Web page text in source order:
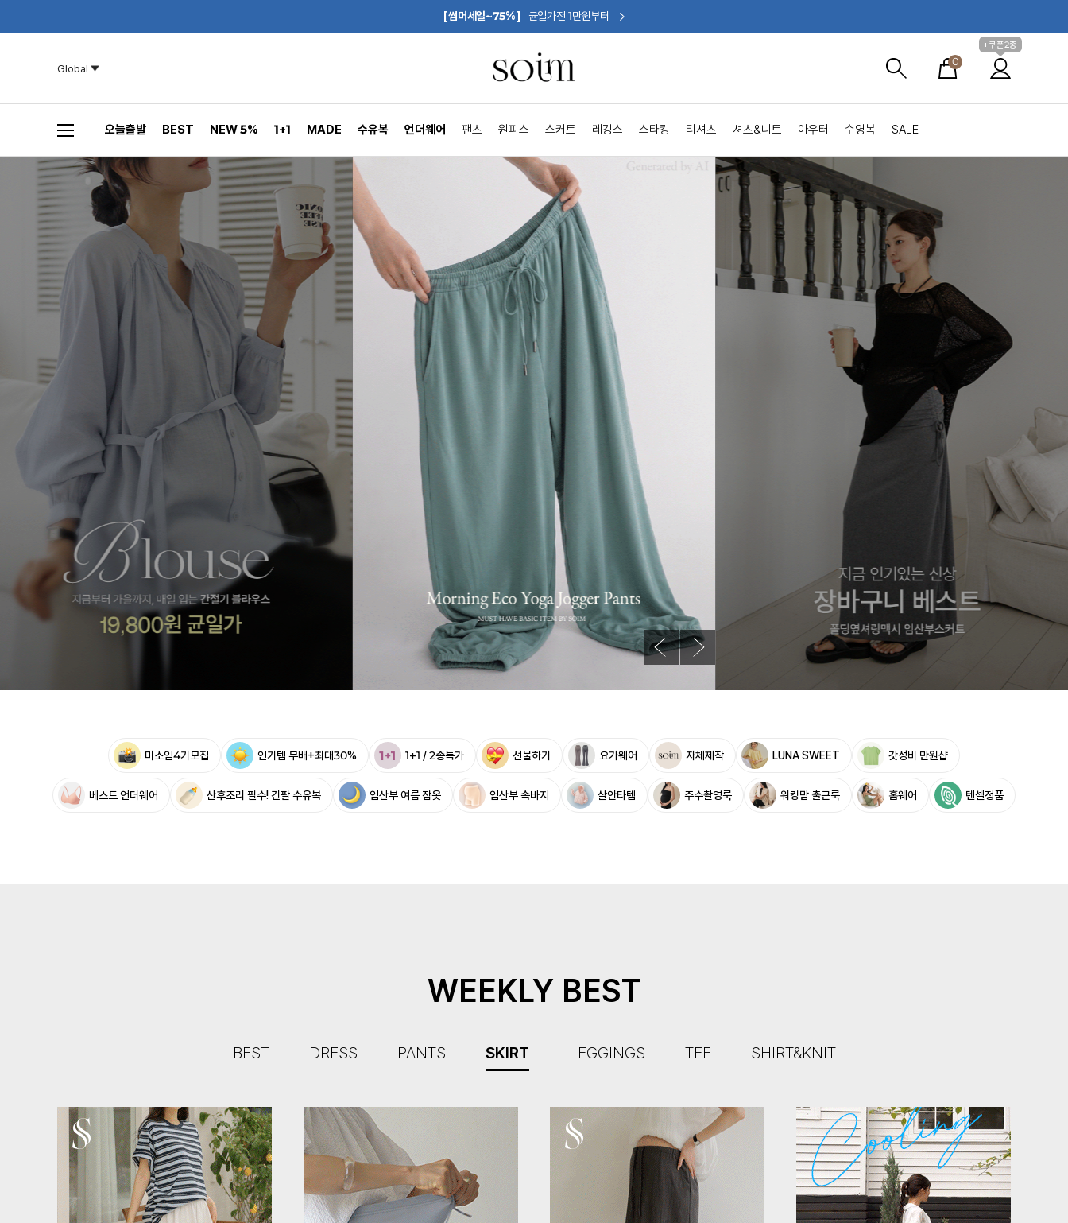
[썸머세일~75%] 균일가전 1만원부터
Global
0
+쿠폰2종
오늘출발 BEST NEW 5% 1+1 MADE 수유복 언더웨어 팬츠 원피스 스커트 레깅스 스타킹 티셔츠 셔츠&니트 아우터 수영복 SALE
미소임4기모집 인기템 무배+최대30% 1+1 / 2종특가 선물하기 요가웨어 자체제작 LUNA SWEET 갓성비 만원샵
베스트 언더웨어 산후조리 필수! 긴팔 수유복 임산부 여름 잠옷 임산부 속바지 살안타템 주수촬영룩 워킹맘 출근룩 홈웨어 텐셀정품
WEEKLY BEST
BEST DRESS PANTS SKIRT LEGGINGS TEE SHIRT&KNIT